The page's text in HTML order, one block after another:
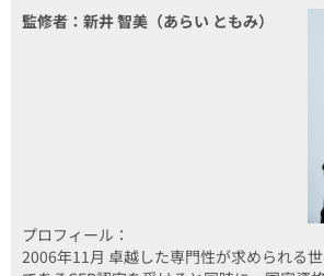
監修者：新井 智美（あらい ともみ）
プロフィール：
2006年11月 卓越した専門性が求められる